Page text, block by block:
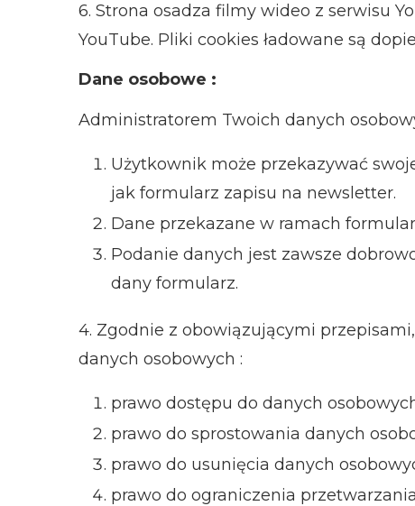
6. Strona osadza filmy wideo z serwisu
YouTube. Pliki cookies ładowane są
Dane osobowe :
Administratorem Twoich danych
Użytkownik może przekazywać
jak formularz zapisu na newsletter.
Dane przekazane w ramach
Podanie danych jest zawsze
dany formularz.
4. Zgodnie z obowiązującymi
danych osobowych :
prawo dostępu do danych
prawo do sprostowania danych
prawo do usunięcia danych
prawo do ograniczenia